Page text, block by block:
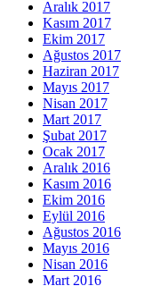
Aralık 2017
Kasım 2017
Ekim 2017
Ağustos 2017
Haziran 2017
Mayıs 2017
Nisan 2017
Mart 2017
Şubat 2017
Ocak 2017
Aralık 2016
Kasım 2016
Ekim 2016
Eylül 2016
Ağustos 2016
Mayıs 2016
Nisan 2016
Mart 2016